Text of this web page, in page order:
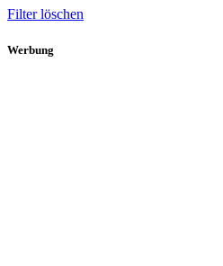
Filter löschen
Werbung